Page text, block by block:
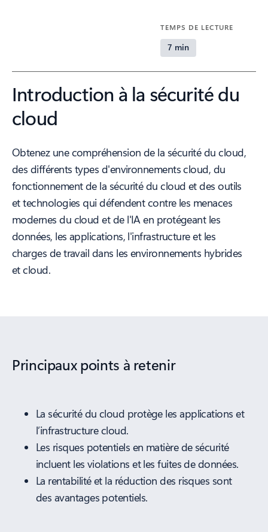
TEMPS DE LECTURE
7 min
Introduction à la sécurité du
cloud
Obtenez une compréhension de la sécurité du cloud,
des différents types d'environnements cloud, du
fonctionnement de la sécurité du cloud et des outils
et technologies qui défendent contre les menaces
modernes du cloud et de l'IA en protégeant les
données, les applications, l'infrastructure et les
charges de travail dans les environnements hybrides
et cloud.
Principaux points à retenir
La sécurité du cloud protège les applications et
l’infrastructure cloud.
Les risques potentiels en matière de sécurité
incluent les violations et les fuites de données.
La rentabilité et la réduction des risques sont
des avantages potentiels.